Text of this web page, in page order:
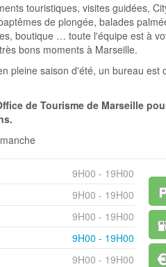
touristiques, visites guidées,
de plongée, balades
boutique … toute l'équipe est à
bons moments à Marseille.
pleine saison d'été, un bureau est
de Tourisme de Marseille
9H00 - 19H00
9H00 - 19H00
9H00 - 19H00
9H00 - 19H00
9H00 - 19H00